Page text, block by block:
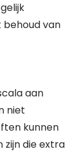
behoud van
aan
niet
kunnen
zijn die extra